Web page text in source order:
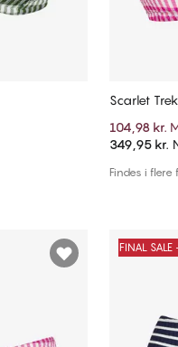
Scarlet
104,98 kr.
349,95 kr.
Findes i flere
FINAL